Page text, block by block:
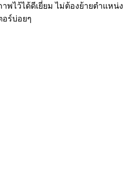
พไว้ได้ดีเยี่ยม ไม่ต้องย้ายตำแหน่ง
อร์บ่อยๆ